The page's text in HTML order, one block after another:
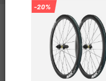
-20%